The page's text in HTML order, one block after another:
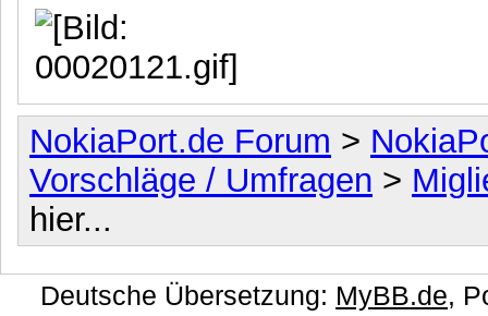
NokiaPort.de Forum >
Vorschläge / Umfragen >
hier...
Deutsche Übersetzung: MyBB.de,